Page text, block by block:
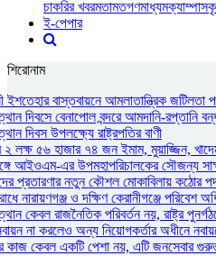
চাকরির খবরমতামতগণমাধ্যমক্যাম্পাস
ই-পেপার
শিরোনাম
ইশতেহার বাস্তবায়নে আমলাতান্ত্রিক
দিবসে বেনাপোল বন্দরে আমদানি-রপ্তানি বন্ধ,
দিবস উপলক্ষ্যে রাষ্ট্রপতির বাণী
লক্ষ ৫৬ হাজার ৭৪ জন ইমাম, মুয়াজ্জিন,
সঙ্গে আইওএম-এর উপমহাপরিচালকের সৌজন্য
প্রতারণার নতুন কৌশল মোকাবিলায় কঠোর
নারায়ণগঞ্জ ও দক্ষিণ কেরানীগঞ্জে পরিবেশ
কেবল রাজনৈতিক পরিবর্তন নয়, রাষ্ট্র
না করলেও অন্য নিয়োগকর্তার অধীনে
কাজ কেবল একটি পেশা নয়, এটি জনসেবার